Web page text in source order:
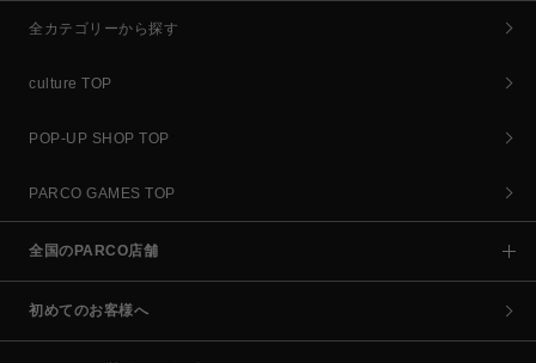
全カテゴリーから探す
culture TOP
POP-UP SHOP TOP
PARCO GAMES TOP
全国のPARCO店舗
初めてのお客様へ